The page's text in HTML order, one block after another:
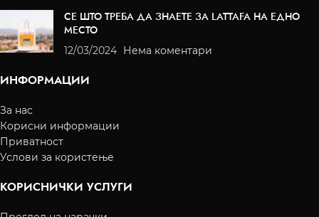
СЕ ШТО ТРЕБА ДА ЗНАЕТЕ ЗА LATTAFA НА ЕДНО
МЕСТО
12/03/2024 Нема коментари
ИНФОРМАЦИИ
За нас
Корисни информации
Приватност
Услови за користење
КОРИСНИЧКИ УСЛУГИ